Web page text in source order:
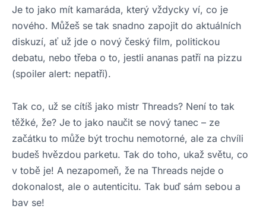
Je to jako mít kamaráda, který vždycky ví, co je
nového. Můžeš se tak snadno zapojit do aktuálních
diskuzí, ať už jde o nový český film, politickou
debatu, nebo třeba o to, jestli ananas patří na pizzu
(spoiler alert: nepatří).
Tak co, už se cítíš jako mistr Threads? Není to tak
těžké, že? Je to jako naučit se nový tanec – ze
začátku to může být trochu nemotorné, ale za chvíli
budeš hvězdou parketu. Tak do toho, ukaž světu, co
v tobě je! A nezapomeň, že na Threads nejde o
dokonalost, ale o autenticitu. Tak buď sám sebou a
bav se!